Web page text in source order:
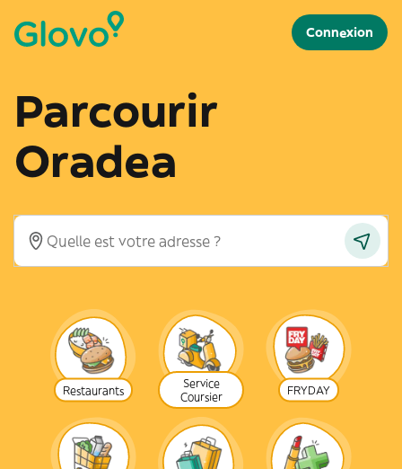
Connexion
Parcourir
Oradea
Restaurants
Service
Coursier
FRYDAY